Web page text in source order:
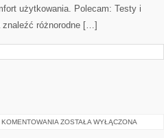
użytkowania. Polecam: Testy i
znaleźć różnorodne […]
KUCHNIE
ZOSTAŁA WYŁĄCZONA